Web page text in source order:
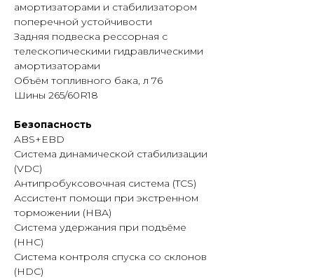
Кабина оборудована климат-
контролем, мультимедийной
системой, сиденьями с
регулировками и расширенным
набором систем безопасности.
Рабочее место водителя рассчитано
на длительные поездки и разные
Компания «МАХИНА» предлагает
купить Foton Tunland G9 Premium в
Иркутске. Специалисты предоставят
информацию о стоимости,
комплектации, наличии техники,
лизинге и порядке оформления. В
Иркутске также доступны сервисное
обслуживание и приобретение
запасных частей.
амортизаторами и стабилизатором
поперечной устойчивости
Задняя подвеска рессорная с
телескопическими гидравлическими
амортизаторами
Объём топливного бака, л 76
Шины 265/60R18
Безопасность
ABS+EBD
Система динамической стабилизации
(VDC)
Антипробуксовочная система (TCS)
Ассистент помощи при экстренном
торможении (HBA)
Система удержания при подъёме
(HHC)
Система контроля спуска со склонов
(HDC)